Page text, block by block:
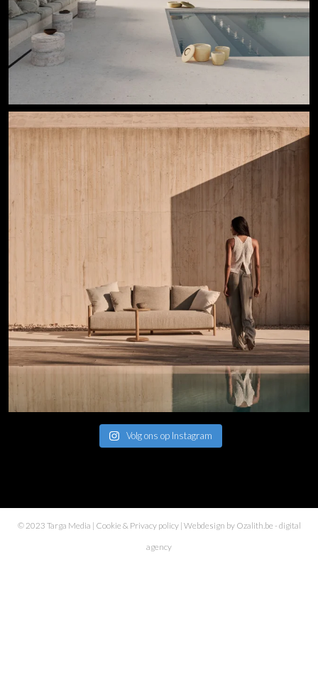
Volg ons op Instagram
© 2023 Targa Media | Cookie & Privacy policy| Webdesign by Ozalith.be - digital
agency